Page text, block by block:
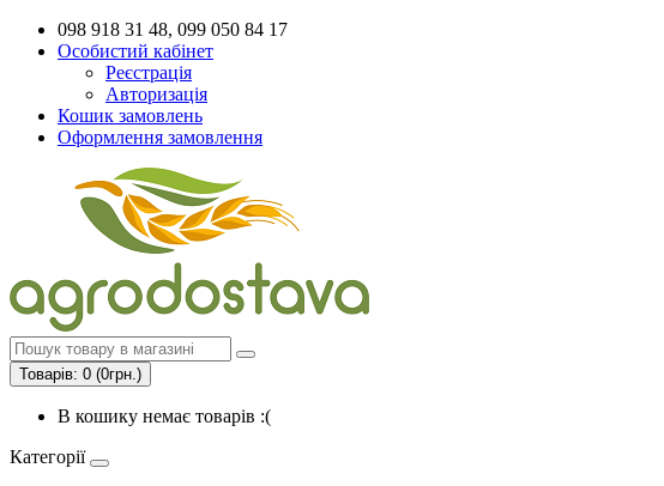
098 918 31 48, 099 050 84 17
Особистий кабінет
Реєстрація
Авторизація
Кошик замовлень
Оформлення замовлення
Товарів: 0 (0грн.)
В кошику немає товарів :(
Категорії